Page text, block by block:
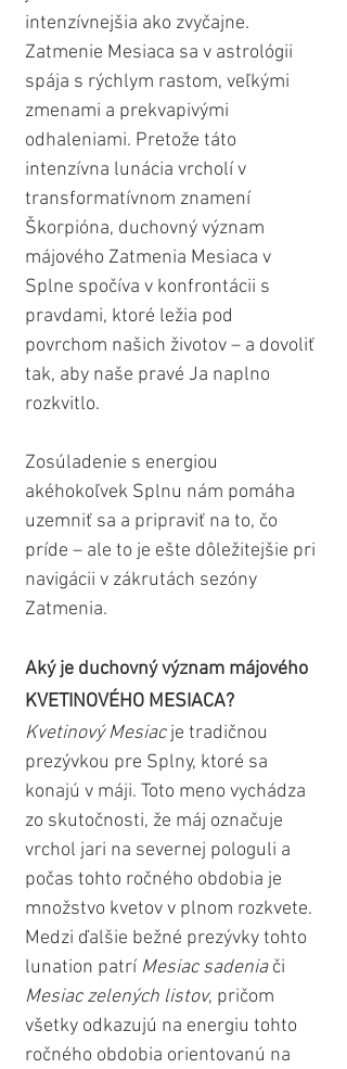
intenzívnejšia ako zvyčajne.
Zatmenie Mesiaca sa v astrológii
spája s rýchlym rastom, veľkými
zmenami a prekvapivými
odhaleniami. Pretože táto
intenzívna lunácia vrcholí v
transformatívnom znamení
Škorpióna, duchovný význam
májového Zatmenia Mesiaca v
Splne spočíva v konfrontácii s
pravdami, ktoré ležia pod
povrchom našich životov – a dovoliť
tak, aby naše pravé Ja naplno
rozkvitlo.
Zosúladenie s energiou
akéhokoľvek Splnu nám pomáha
uzemniť sa a pripraviť na to, čo
príde – ale to je ešte dôležitejšie pri
navigácii v zákrutách sezóny
Zatmenia.
Aký je duchovný význam májového
KVETINOVÉHO MESIACA?
Kvetinový Mesiac je tradičnou
prezývkou pre Splny, ktoré sa
konajú v máji. Toto meno vychádza
zo skutočnosti, že máj označuje
vrchol jari na severnej pologuli a
počas tohto ročného obdobia je
množstvo kvetov v plnom rozkvete.
Medzi ďalšie bežné prezývky tohto
lunation patrí Mesiac sadenia či
Mesiac zelených listov, pričom
všetky odkazujú na energiu tohto
ročného obdobia orientovanú na